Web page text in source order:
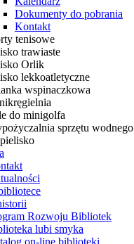
Dokumenty do pobrania
Kontakt
tenisowe
trawiaste
Orlik
lekkoatletyczne
wspinaczkowa
do minigolfa
sprzętu wodnego
Rozwoju Bibliotek
lubi smyka
on-line biblioteki